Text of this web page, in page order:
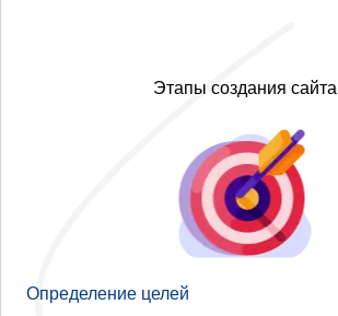
Этапы создания сайта
Определение целей